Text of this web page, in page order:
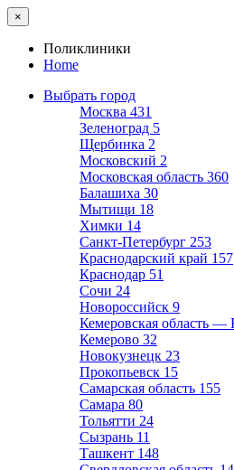
×
Поликлиники
Home
Выбрать город
Москва 431
Зеленоград 5
Щербинка 2
Московский 2
Московская область 360
Балашиха 30
Мытищи 18
Химки 14
Санкт-Петербург 253
Краснодарский край 157
Краснодар 51
Сочи 24
Новороссийск 9
Кемеровская область —
Кемерово 32
Новокузнецк 23
Прокопьевск 15
Самарская область 155
Самара 80
Тольятти 24
Сызрань 11
Ташкент 148